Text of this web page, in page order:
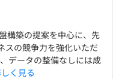
構築の提案を中心に、先
スの競争力を強化いただ
データの整備なしには成
く見る